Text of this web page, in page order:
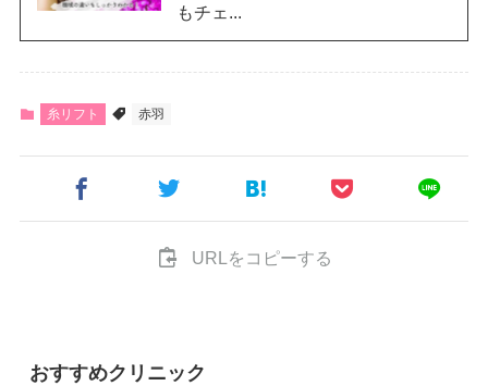
もチェ...
糸リフト 赤羽
URLをコピーする
おすすめクリニック